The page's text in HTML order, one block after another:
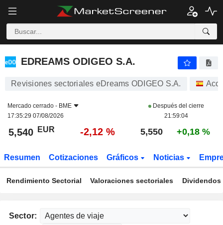
EDREAMS ODIGEO S.A.
EDREAMS ODIGEO S.A.
Revisiones sectoriales eDreams ODIGEO S.A.
Mercado cerrado - BME
17:35:29 07/08/2026
Después del cierre
21:59:04
5,540 EUR -2,12 % 5,550 +0,18 %
Resumen Cotizaciones Gráficos Noticias
Rendimiento Sectorial Valoraciones sectoriales
Sector: